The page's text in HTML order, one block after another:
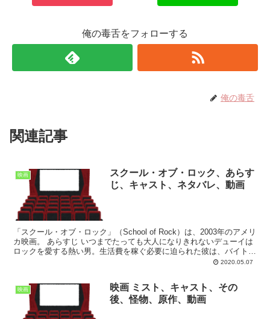
俺の毒舌をフォローする
俺の毒舌
関連記事
映画
スクール・オブ・ロック、あらす
じ、キャスト、ネタバレ、動画
「スクール・オブ・ロック」（School of Rock）は、2003年のアメリ
カ映画。 あらすじ いつまでたっても大人になりきれないデューイは
ロックを愛する熱い男。生活費を稼ぐ必要に迫られた彼は、バイト気
2020.05.07
映画
映画 ミスト、キャスト、その
後、怪物、原作、動画